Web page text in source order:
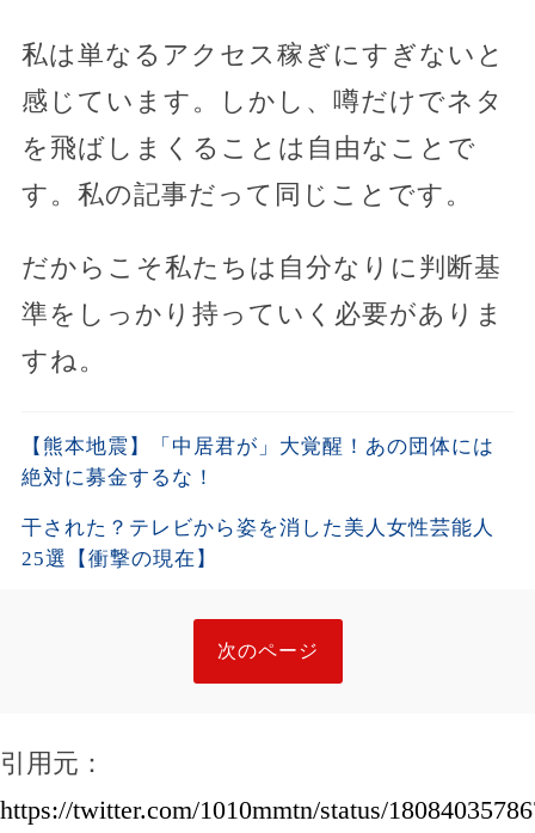
私は単なるアクセス稼ぎにすぎないと
感じています。しかし、噂だけでネタ
を飛ばしまくることは自由なことで
す。私の記事だって同じことです。
だからこそ私たちは自分なりに判断基
準をしっかり持っていく必要がありま
すね。
【熊本地震】「中居君が」大覚醒！あの団体には
絶対に募金するな！
干された？テレビから姿を消した美人女性芸能人
25選【衝撃の現在】
次のページ
引用元：
https://twitter.com/1010mmtn/status/